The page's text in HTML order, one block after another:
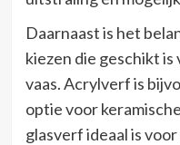
Daarnaast is het
kiezen die geschikt
vaas. Acrylverf is
optie voor
glasverf ideaal is